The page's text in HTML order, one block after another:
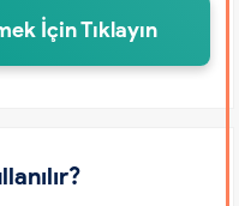
İçin Tıklayın